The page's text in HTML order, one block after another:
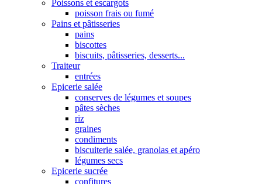
Poissons et escargots
poisson frais ou fumé
Pains et pâtisseries
pains
biscottes
biscuits, pâtisseries, desserts...
Traiteur
entrées
Epicerie salée
conserves de légumes et soupes
pâtes sèches
riz
graines
condiments
biscuiterie salée, granolas et apéro
légumes secs
Epicerie sucrée
confitures